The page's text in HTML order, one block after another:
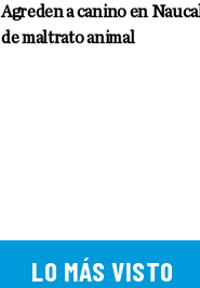
Agreden a canino en
de maltrato animal
LO MÁS VISTO